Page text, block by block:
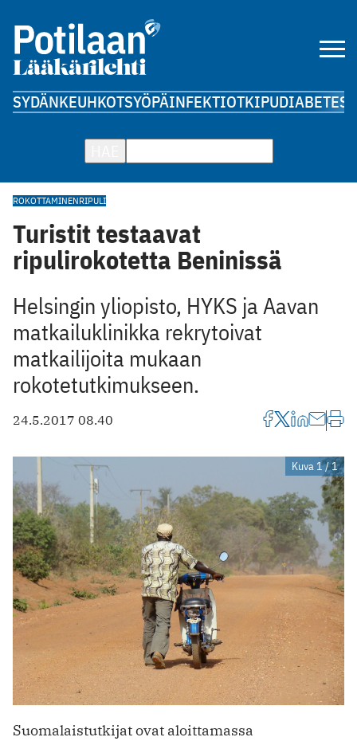
SYDÄNKEUHKOTSYÖPÄINFEKTIOTKIPUDIABETES
ROKOTTAMINENRIPULI
Turistit testaavat
ripulirokotetta Beninissä
Helsingin yliopisto, HYKS ja Aavan
matkailuklinikka rekrytoivat
matkailijoita mukaan
rokotetutkimukseen.
24.5.2017 08.40
Kuva 1 / 1
Suomalaistutkijat ovat aloittamassa